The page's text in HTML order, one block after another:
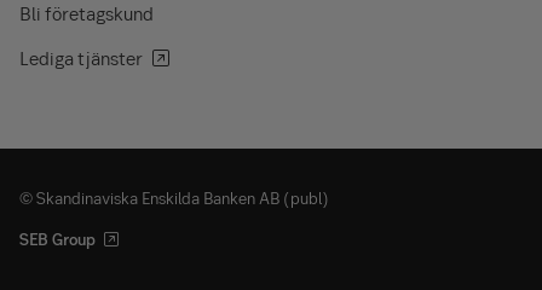
Bli företagskund
Lediga tjänster
© Skandinaviska Enskilda Banken AB (publ)
SEB Group